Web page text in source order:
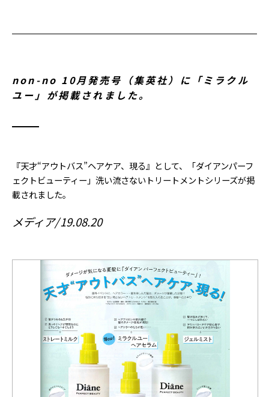
non-no 10月発売号（集英社）に「ミラクル
ユー」が掲載されました。
『天才“アウトバス”ヘアケア、現る』として、「ダイアンパーフ
ェクトビューティー」洗い流さないトリートメントシリーズが掲
載されました。
メディア 19.08.20